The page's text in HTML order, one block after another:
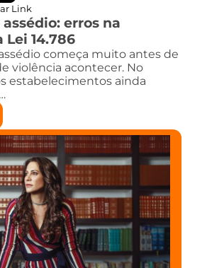
Link
erros na
14.786
começa muito antes de
violência acontecer. No
estabelecimentos ainda